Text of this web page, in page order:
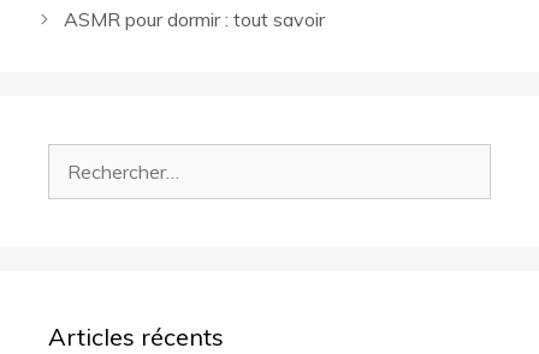
ASMR pour dormir : tout savoir
Articles récents